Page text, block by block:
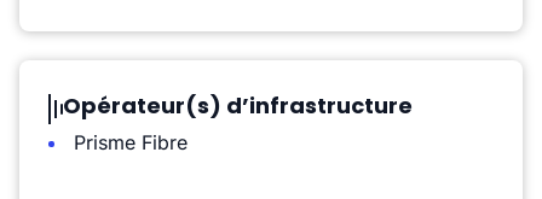
Opérateur(s) d’infrastructure
Prisme Fibre